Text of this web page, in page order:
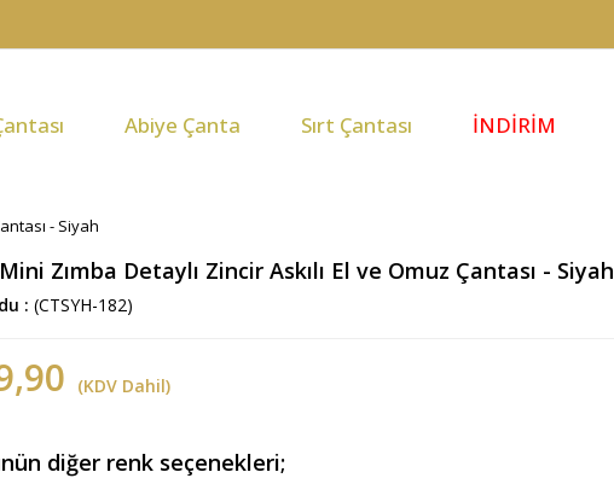
Abiye Çanta Sırt Çantası İNDİRİM
- Siyah
Zımba Detaylı Zincir Askılı El ve Omuz Çantası - Siyah
(CTSYH-182)
(KDV Dahil)
diğer renk seçenekleri;